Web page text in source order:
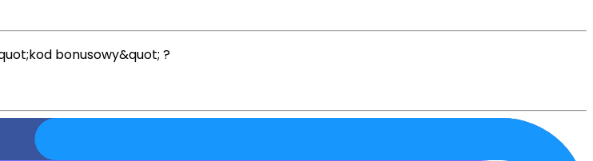
bonusowy&quot; ?